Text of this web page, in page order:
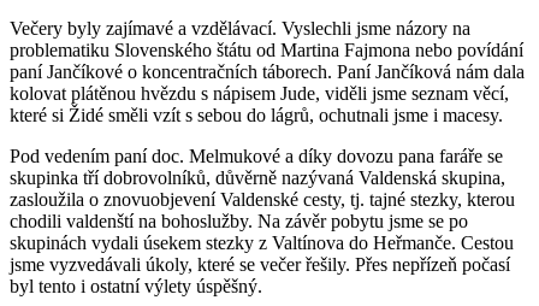
Večery byly zajímavé a vzdělávací. Vyslechli jsme názory na
problematiku Slovenského štátu od Martina Fajmona nebo povídání
paní Jančíkové o koncentračních táborech. Paní Jančíková nám dala
kolovat plátěnou hvězdu s nápisem Jude, viděli jsme seznam věcí,
které si Židé směli vzít s sebou do lágrů, ochutnali jsme i macesy.
Pod vedením paní doc. Melmukové a díky dovozu pana faráře se
skupinka tří dobrovolníků, důvěrně nazývaná Valdenská skupina,
zasloužila o znovuobjevení Valdenské cesty, tj. tajné stezky, kterou
chodili valdenští na bohoslužby. Na závěr pobytu jsme se po
skupinách vydali úsekem stezky z Valtínova do Heřmanče. Cestou
jsme vyzvedávali úkoly, které se večer řešily. Přes nepřízeň počasí
byl tento i ostatní výlety úspěšný.